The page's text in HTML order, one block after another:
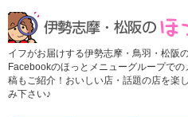
イフがお届けする伊勢志摩・鳥羽・松阪
Facebookのほっとメニューグループで
稿もご紹介！おいしい店・話題の店を楽
み下さい♪